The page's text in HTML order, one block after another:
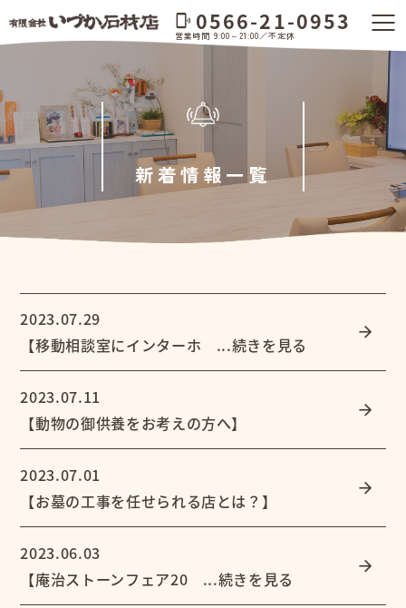
新着情報一覧
2023.07.29
【移動相談室にインターホ ...続きを見る
arrow_forward
2023.07.11
【動物の御供養をお考えの方へ】
arrow_forward
2023.07.01
【お墓の工事を任せられる店とは？】
arrow_forward
2023.06.03
【庵治ストーンフェア20 ...続きを見る
arrow_forward
phonelink_ring 0566-21-0953
営業時間 9:00～21:00／不定休